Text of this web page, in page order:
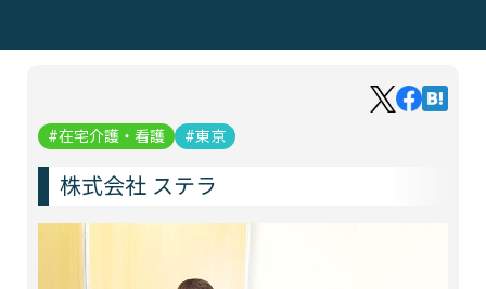
在宅介護・看護 東京
株式会社 ステラ